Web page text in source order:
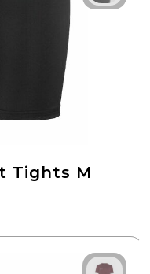
Tights M